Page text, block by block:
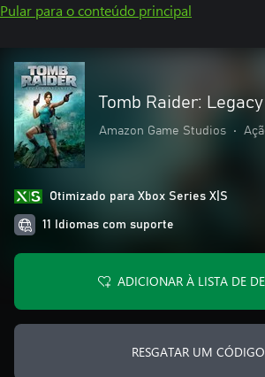
Pular para o conteúdo principal
Tomb Raider:
Amazon Game Studios •
Otimizado para Xbox Series X|S
11 Idiomas com suporte
ADICIONAR À LISTA DE
RESGATAR UM CÓDIGO